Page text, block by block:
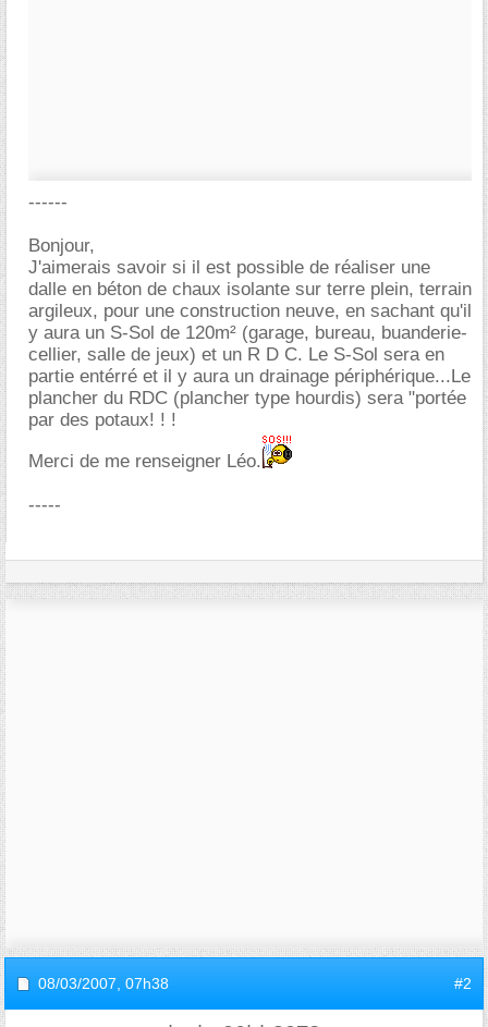
------
Bonjour,
J'aimerais savoir si il est possible de réaliser une
dalle en béton de chaux isolante sur terre plein, terrain
argileux, pour une construction neuve, en sachant qu'il
y aura un S-Sol de 120m² (garage, bureau, buanderie-
cellier, salle de jeux) et un R D C. Le S-Sol sera en
partie entérré et il y aura un drainage périphérique...Le
plancher du RDC (plancher type hourdis) sera "portée
par des potaux! ! !
Merci de me renseigner Léo.
-----
08/03/2007, 07h38 #2